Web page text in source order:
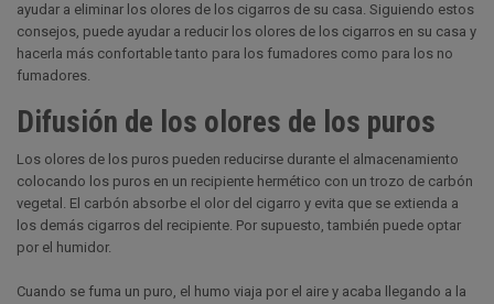
ayudar a eliminar los olores de los cigarros de su casa. Siguiendo estos
consejos, puede ayudar a reducir los olores de los cigarros en su casa y
hacerla más confortable tanto para los fumadores como para los no
fumadores.
Difusión de los olores de los puros
Los olores de los puros pueden reducirse durante el almacenamiento
colocando los puros en un recipiente hermético con un trozo de carbón
vegetal. El carbón absorbe el olor del cigarro y evita que se extienda a
los demás cigarros del recipiente. Por supuesto, también puede optar
por el humidor.
Cuando se fuma un puro, el humo viaja por el aire y acaba llegando a la